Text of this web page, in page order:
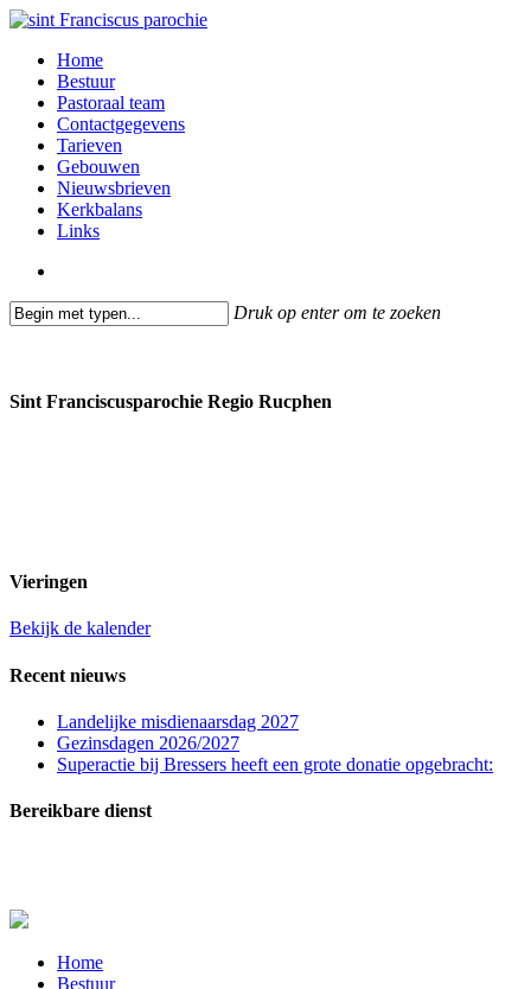
Skip
main
content
search
Menu
Home
Bestuur
Pastoraal team
Contactgegevens
Tarieven
Gebouwen
Nieuwsbrieven
Kerkbalans
Links
Druk op enter om te zoeken
Sint Franciscusparochie Regio Rucphen
Vieringen
Bekijk de kalender
Recent nieuws
Landelijke misdienaarsdag 2027
Gezinsdagen 2026/2027
Superactie bij Bressers heeft een grote donatie opgebracht:
Bereikbare dienst
Close
Menu
Home
Bestuur